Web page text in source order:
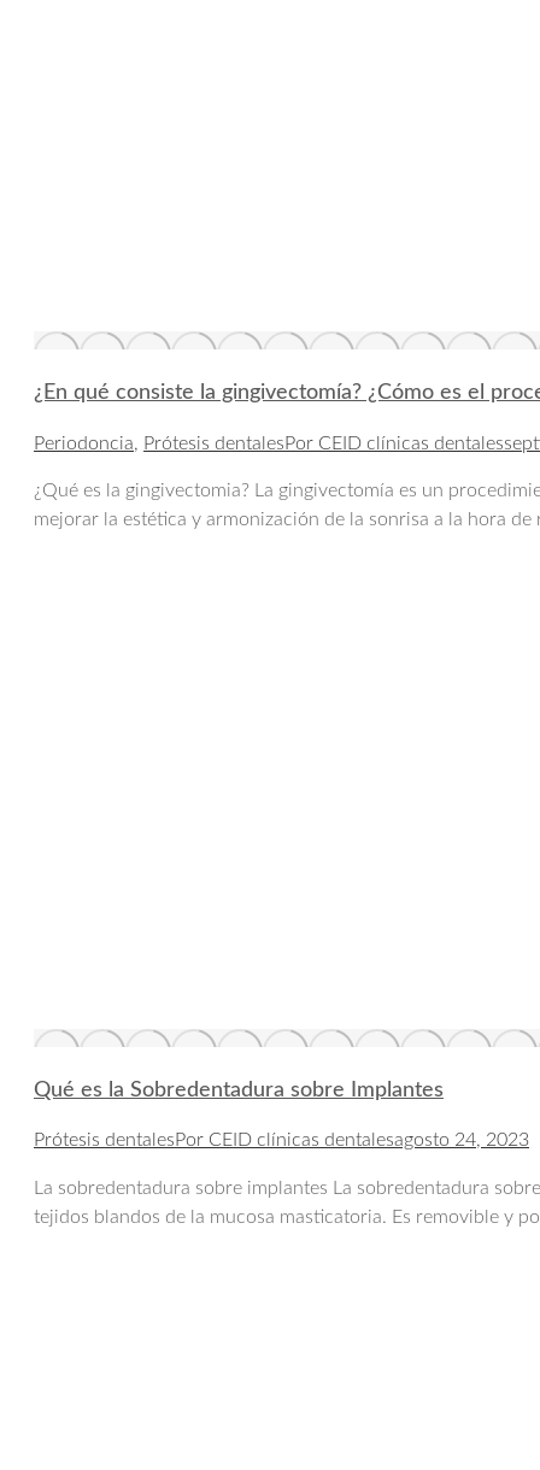
¿En qué consiste la gingivectomía? ¿Cómo es el
Periodoncia, Prótesis dentales Por CEID clínicas dentales
¿Qué es la gingivectomia? La gingivectomía es un
mejorar la estética y armonización de la sonrisa a la hora
Qué es la Sobredentadura sobre Implantes
Prótesis dentales Por CEID clínicas dentalesagosto 24, 2023
La sobredentadura sobre implantes La sobredentadura
tejidos blandos de la mucosa masticatoria. Es removible y